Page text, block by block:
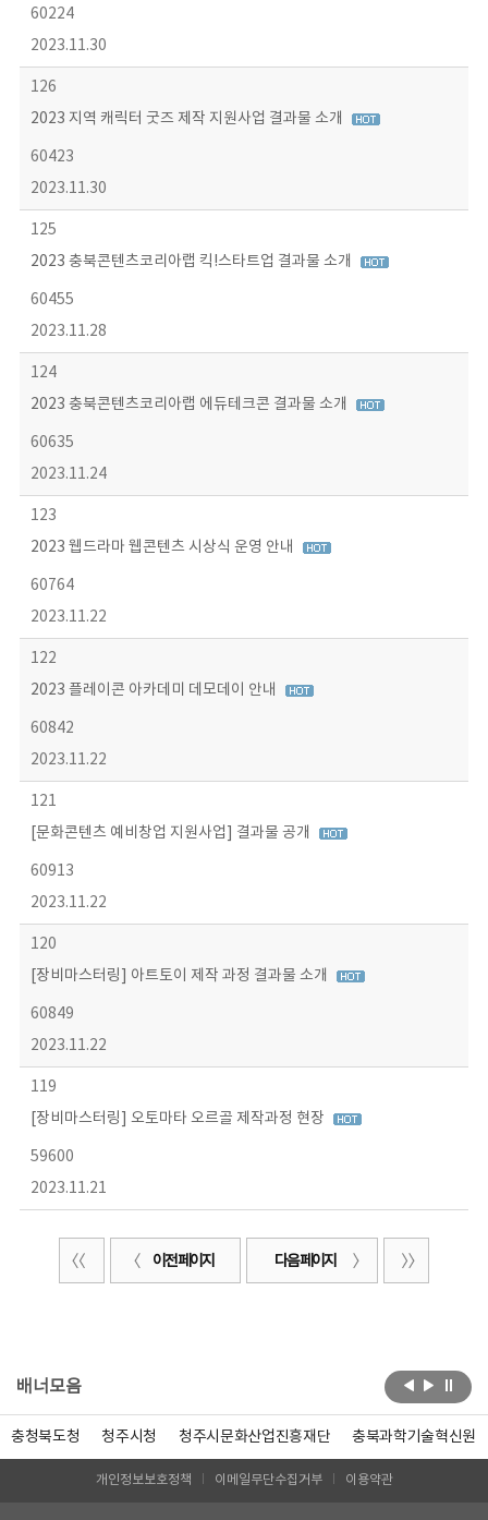
60224
2023.11.30
126
2023 지역 캐릭터 굿즈 제작 지원사업 결과물 소개
60423
2023.11.30
125
2023 충북콘텐츠코리아랩 킥!스타트업 결과물 소개
60455
2023.11.28
124
2023 충북콘텐츠코리아랩 에듀테크콘 결과물 소개
60635
2023.11.24
123
2023 웹드라마 웹콘텐츠 시상식 운영 안내
60764
2023.11.22
122
2023 플레이콘 아카데미 데모데이 안내
60842
2023.11.22
121
[문화콘텐츠 예비창업 지원사업] 결과물 공개
60913
2023.11.22
120
[장비마스터링] 아트토이 제작 과정 결과물 소개
60849
2023.11.22
119
[장비마스터링] 오토마타 오르골 제작과정 현장
59600
2023.11.21
이전 페이지 다음 페이지
배너모음
충청북도청 청주시청 청주시문화산업진흥재단 충북과학기술혁신원
개인정보보호정책 이메일무단수집거부 이용약관